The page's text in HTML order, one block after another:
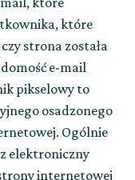
które
strona została
e-mail
pikselowy to
osadzonego
Ogólnie
elektroniczny
internetowej